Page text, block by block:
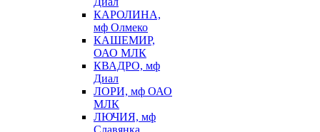
КАРОЛИНА,
мф Олмеко
КАШЕМИР,
ОАО МЛК
КВАДРО, мф
Диал
ЛОРИ, мф ОАО
МЛК
ЛЮЧИЯ, мф
Славянка